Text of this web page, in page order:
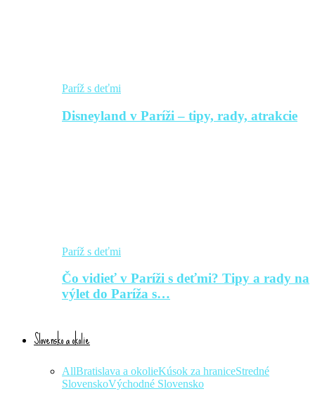
Paríž s deťmi
Disneyland v Paríži – tipy, rady, atrakcie
Paríž s deťmi
Čo vidieť v Paríži s deťmi? Tipy a rady na
výlet do Paríža s…
Slovensko a okolie
AllBratislava a okolieKúsok za hraniceStredné
SlovenskoVýchodné Slovensko